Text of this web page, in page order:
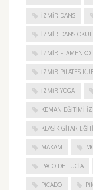
IZMIR DANS
IZMIR DANS
İZMIR FLAMENKO
İZMIR PILATES
İZMIR YOGA
KEMAN EĞITIMI
KLASIK GITAR
MAKAM
PACO DE LUCIA
PICADO